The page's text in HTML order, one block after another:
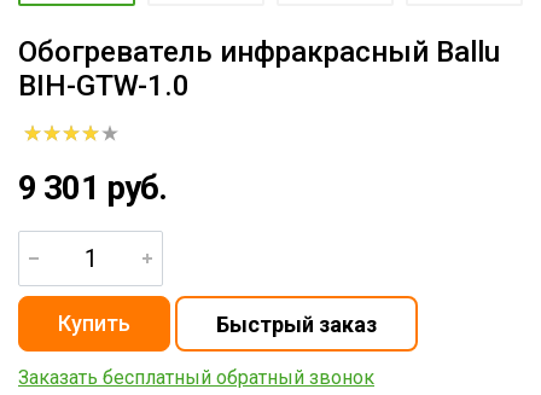
Обогреватель инфракрасный Ballu
BIH-GTW-1.0
9 301 руб.
Заказать бесплатный обратный звонок